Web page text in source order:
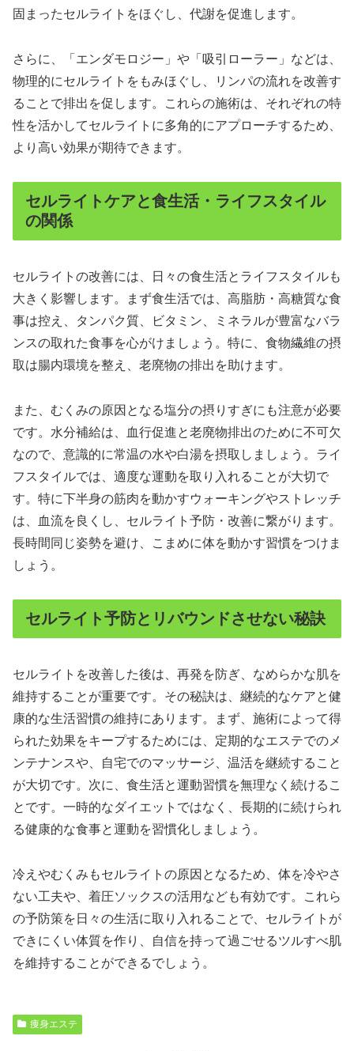
固まったセルライトをほぐし、代謝を促進します。
さらに、「エンダモロジー」や「吸引ローラー」などは、
物理的にセルライトをもみほぐし、リンパの流れを改善す
ることで排出を促します。これらの施術は、それぞれの特
性を活かしてセルライトに多角的にアプローチするため、
より高い効果が期待できます。
セルライトケアと食生活・ライフスタイル
の関係
セルライトの改善には、日々の食生活とライフスタイルも
大きく影響します。まず食生活では、高脂肪・高糖質な食
事は控え、タンパク質、ビタミン、ミネラルが豊富なバラ
ンスの取れた食事を心がけましょう。特に、食物繊維の摂
取は腸内環境を整え、老廃物の排出を助けます。
また、むくみの原因となる塩分の摂りすぎにも注意が必要
です。水分補給は、血行促進と老廃物排出のために不可欠
なので、意識的に常温の水や白湯を摂取しましょう。ライ
フスタイルでは、適度な運動を取り入れることが大切で
す。特に下半身の筋肉を動かすウォーキングやストレッチ
は、血流を良くし、セルライト予防・改善に繋がります。
長時間同じ姿勢を避け、こまめに体を動かす習慣をつけま
しょう。
セルライト予防とリバウンドさせない秘訣
セルライトを改善した後は、再発を防ぎ、なめらかな肌を
維持することが重要です。その秘訣は、継続的なケアと健
康的な生活習慣の維持にあります。まず、施術によって得
られた効果をキープするためには、定期的なエステでのメ
ンテナンスや、自宅でのマッサージ、温活を継続すること
が大切です。次に、食生活と運動習慣を無理なく続けるこ
とです。一時的なダイエットではなく、長期的に続けられ
る健康的な食事と運動を習慣化しましょう。
冷えやむくみもセルライトの原因となるため、体を冷やさ
ない工夫や、着圧ソックスの活用なども有効です。これら
の予防策を日々の生活に取り入れることで、セルライトが
できにくい体質を作り、自信を持って過ごせるツルすべ肌
を維持することができるでしょう。
痩身エステ